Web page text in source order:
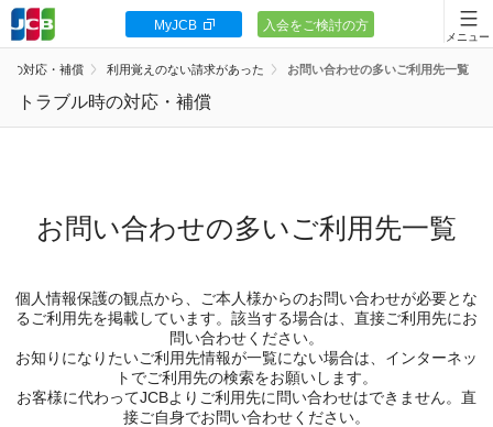
会員向け情報
JCBカードの基本
お客様サポート
入会をご検討の方
MyJCB
の対応・補償 利用覚えのない請求があった お問い合わせの多いご利用先一覧
トラブル時の対応・補償
お問い合わせの多いご利用先一覧
個人情報保護の観点から、ご本人様からのお問い合わせが必要とな
るご利用先を掲載しています。該当する場合は、直接ご利用先にお
問い合わせください。
お知りになりたいご利用先情報が一覧にない場合は、インターネッ
トでご利用先の検索をお願いします。
お客様に代わってJCBよりご利用先に問い合わせはできません。直
接ご自身でお問い合わせください。